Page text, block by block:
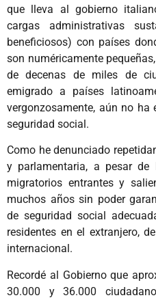
que lleva al gobierno
cargas administrativas
beneficiosos) con países
son numéricamente
de decenas de miles de
emigrado a países
vergonzosamente, aún no
seguridad social.
Como he denunciado
y parlamentaria, a pesar
migratorios entrantes y
muchos años sin poder
de seguridad social
residentes en el extranjero,
internacional.
Recordé al Gobierno que
30.000 y 36.000